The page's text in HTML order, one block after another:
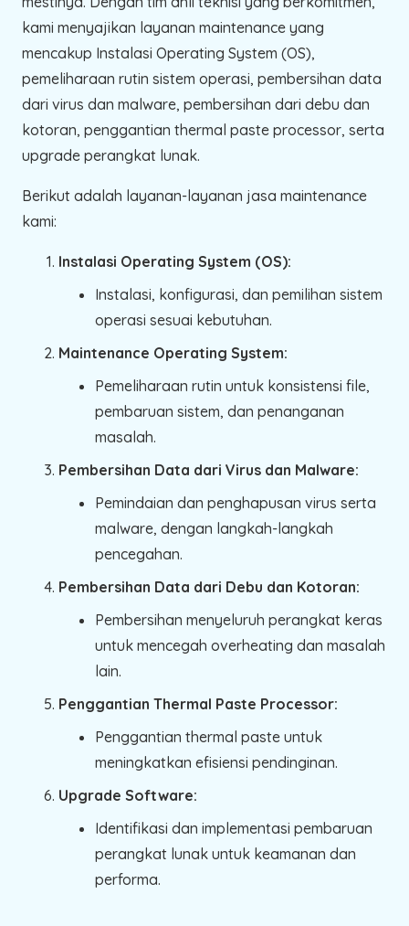
kami menyajikan layanan maintenance yang
mencakup Instalasi Operating System (OS),
pemeliharaan rutin sistem operasi, pembersihan data
dari virus dan malware, pembersihan dari debu dan
kotoran, penggantian thermal paste processor, serta
upgrade perangkat lunak.
Berikut adalah layanan-layanan jasa maintenance
kami:
Instalasi Operating System (OS):
Instalasi, konfigurasi, dan pemilihan sistem
operasi sesuai kebutuhan.
Maintenance Operating System:
Pemeliharaan rutin untuk konsistensi file,
pembaruan sistem, dan penanganan
masalah.
Pembersihan Data dari Virus dan Malware:
Pemindaian dan penghapusan virus serta
malware, dengan langkah-langkah
pencegahan.
Pembersihan Data dari Debu dan Kotoran:
Pembersihan menyeluruh perangkat keras
untuk mencegah overheating dan masalah
lain.
Penggantian Thermal Paste Processor:
Penggantian thermal paste untuk
meningkatkan efisiensi pendinginan.
Upgrade Software:
Identifikasi dan implementasi pembaruan
perangkat lunak untuk keamanan dan
performa.